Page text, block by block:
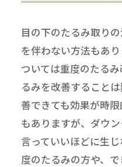
目の下のたるみ取り
を伴わない方法もあ
ついては重度のたる
るみを改善すること
善できても効果が時
もありますが、ダウ
言っていいほどに生
度のたるみの方や、